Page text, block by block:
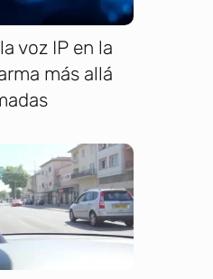
voz IP en la
más allá